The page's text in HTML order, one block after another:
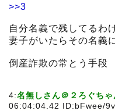
>>3
自分名義で残してるわ
妻子がいたらその名義
倒産詐欺の常とう手段
4:名無しさん＠２ろぐちゃ
06:04:04.42 ID:bFwee/